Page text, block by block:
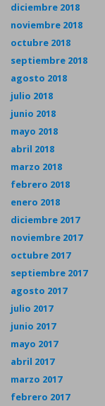
diciembre 2018
noviembre 2018
octubre 2018
septiembre 2018
agosto 2018
julio 2018
junio 2018
mayo 2018
abril 2018
marzo 2018
febrero 2018
enero 2018
diciembre 2017
noviembre 2017
octubre 2017
septiembre 2017
agosto 2017
julio 2017
junio 2017
mayo 2017
abril 2017
marzo 2017
febrero 2017